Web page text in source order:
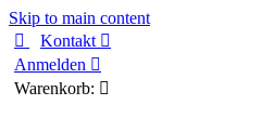
Skip to main content

Kontakt 
Anmelden 
Warenkorb: 